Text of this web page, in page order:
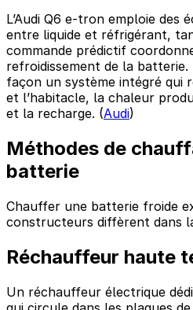
L’Audi Q6 e-tron emploie des
entre liquide et réfrigérant,
commande prédictif
refroidissement de la batterie.
façon un système intégré qui
et l’habitacle, la chaleur
et la recharge. (Audi)
Méthodes de
batterie
Chauffer une batterie froide
constructeurs diffèrent dans
Réchauffeur haute
Un réchauffeur électrique